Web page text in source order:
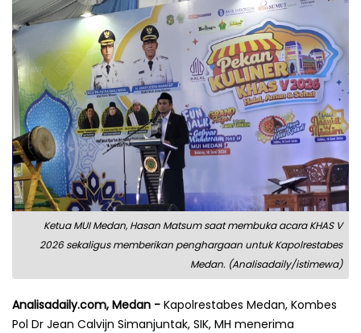
Ketua MUI Medan, Hasan Matsum saat membuka acara KHAS V
2026 sekaligus memberikan penghargaan untuk Kapolrestabes
Medan. (Analisadaily/istimewa)
Analisadaily.com, Medan - Kapolrestabes Medan, Kombes
Pol Dr Jean Calvijn Simanjuntak, SIK, MH menerima